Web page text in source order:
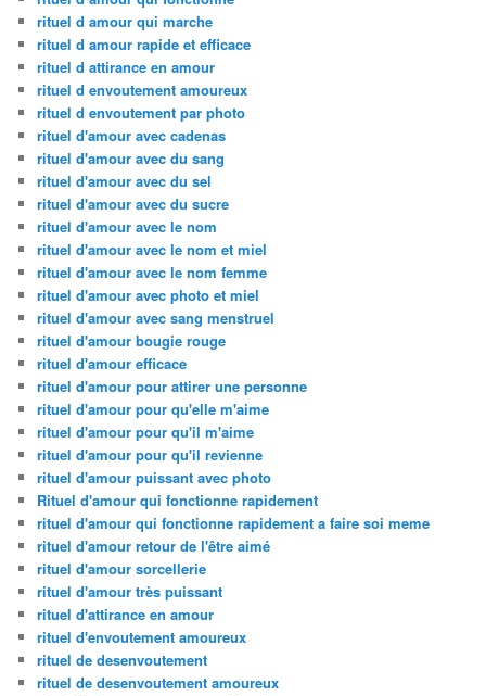
rituel d amour qui marche
rituel d amour rapide et efficace
rituel d attirance en amour
rituel d envoutement amoureux
rituel d envoutement par photo
rituel d'amour avec cadenas
rituel d'amour avec du sang
rituel d'amour avec du sel
rituel d'amour avec du sucre
rituel d'amour avec le nom
rituel d'amour avec le nom et miel
rituel d'amour avec le nom femme
rituel d'amour avec photo et miel
rituel d'amour avec sang menstruel
rituel d'amour bougie rouge
rituel d'amour efficace
rituel d'amour pour attirer une personne
rituel d'amour pour qu'elle m'aime
rituel d'amour pour qu'il m'aime
rituel d'amour pour qu'il revienne
rituel d'amour puissant avec photo
Rituel d'amour qui fonctionne rapidement
rituel d'amour qui fonctionne rapidement a faire soi meme
rituel d'amour retour de l'être aimé
rituel d'amour sorcellerie
rituel d'amour très puissant
rituel d'attirance en amour
rituel d'envoutement amoureux
rituel de desenvoutement
rituel de desenvoutement amoureux